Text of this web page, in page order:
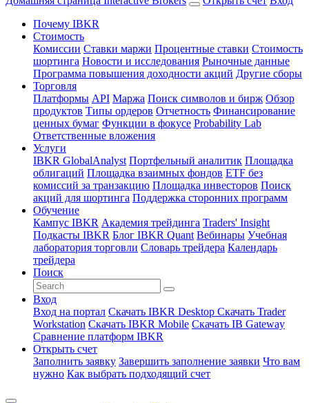
Почему IBKR
Стоимость
Комиссии Ставки маржи Процентные ставки Стоимость
шортинга Новости и исследования Рыночные данные
Программа повышения доходности акций Другие сборы
Торговля
Платформы API Маржа Поиск символов и бирж Обзор
продуктов Типы ордеров Отчетность Финансирование
ценных бумаг Функции в фокусе Probability Lab
Ответственные вложения
Услуги
IBKR GlobalAnalyst Портфельный аналитик Площадка
облигаций Площадка взаимных фондов ETF без
комиссий за транзакцию Площадка инвесторов Поиск
акций для шортинга Поддержка сторонних программ
Обучение
Кампус IBKR Академия трейдинга Traders' Insight
Подкасты IBKR Блог IBKR Quant Вебинары Учебная
лаборатория торговли Словарь трейдера Календарь
трейдера
Поиск
Вход
Вход на портал Скачать IBKR Desktop Скачать Trader
Workstation Скачать IBKR Mobile Скачать IB Gateway
Сравнение платформ IBKR
Открыть счет
Заполнить заявку Завершить заполнение заявки Что вам
нужно Как выбрать подходящий счет